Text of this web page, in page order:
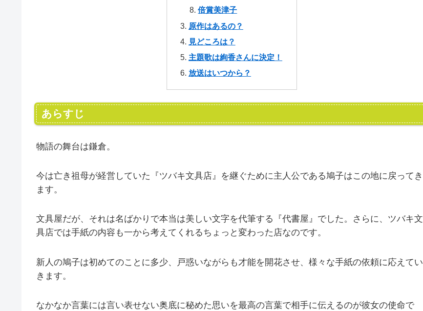
倍賞美津子
原作はあるの？
見どころは？
主題歌は絢香さんに決定！
放送はいつから？
あらすじ
物語の舞台は鎌倉。
今は亡き祖母が経営していた『ツバキ文具店』を継ぐために主人公である鳩子はこの地に戻ってき
ます。
文具屋だが、それは名ばかりで本当は美しい文字を代筆する『代書屋』でした。さらに、ツバキ文
具店では手紙の内容も一から考えてくれるちょっと変わった店なのです。
新人の鳩子は初めてのことに多少、戸惑いながらも才能を開花させ、様々な手紙の依頼に応えてい
きます。
なかなか言葉には言い表せない奥底に秘めた思いを最高の言葉で相手に伝えるのが彼女の使命で